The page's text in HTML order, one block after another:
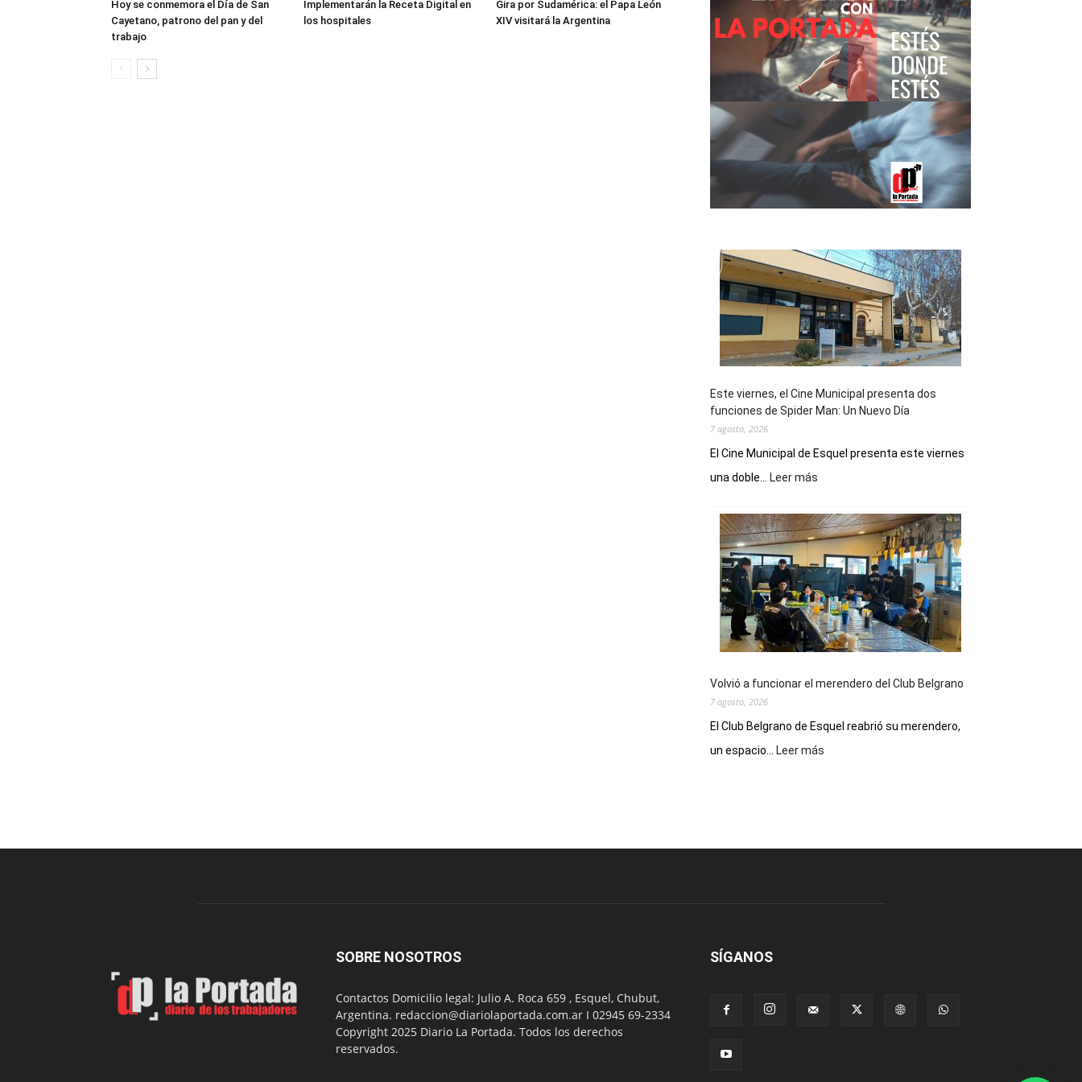
Hoy se conmemora el Día de San
Cayetano, patrono del pan y del
trabajo
Implementarán la Receta Digital en
los hospitales
Gira por Sudamérica: el Papa León
XIV visitará la Argentina
Este viernes, el Cine Municipal presenta dos
funciones de Spider Man: Un Nuevo Día
7 agosto, 2026
El Cine Municipal de Esquel presenta este viernes
una doble...
Leer más
el
Cine
Municipal
presenta
dos
funciones
de
Spider
Un
Volvió a funcionar el merendero del Club Belgrano
7 agosto, 2026
El Club Belgrano de Esquel reabrió su merendero,
un espacio...
Leer más
del
SOBRE NOSOTROS
Contactos Domicilio legal: Julio A. Roca 659 , Esquel, Chubut,
Argentina. redaccion@diariolaportada.com.ar I 02945 69-2334
Copyright 2025 Diario La Portada. Todos los derechos
reservados.
SÍGANOS